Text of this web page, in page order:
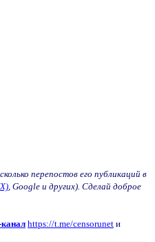
перепостов его публикаций в
, Google и других). Сделай доброе
https://t.me/censorunet и